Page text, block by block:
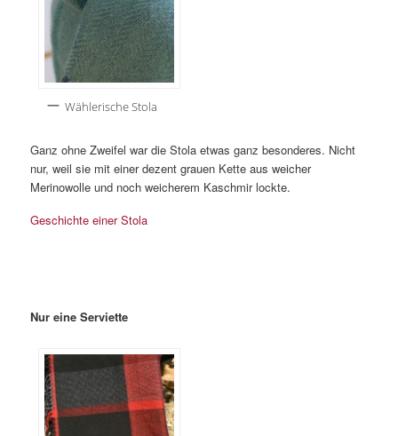
Wählerische Stola
Ganz ohne Zweifel war die Stola etwas ganz besonderes. Nicht
nur, weil sie mit einer dezent grauen Kette aus weicher
Merinowolle und noch weicherem Kaschmir lockte.
Geschichte einer Stola
Nur eine Serviette